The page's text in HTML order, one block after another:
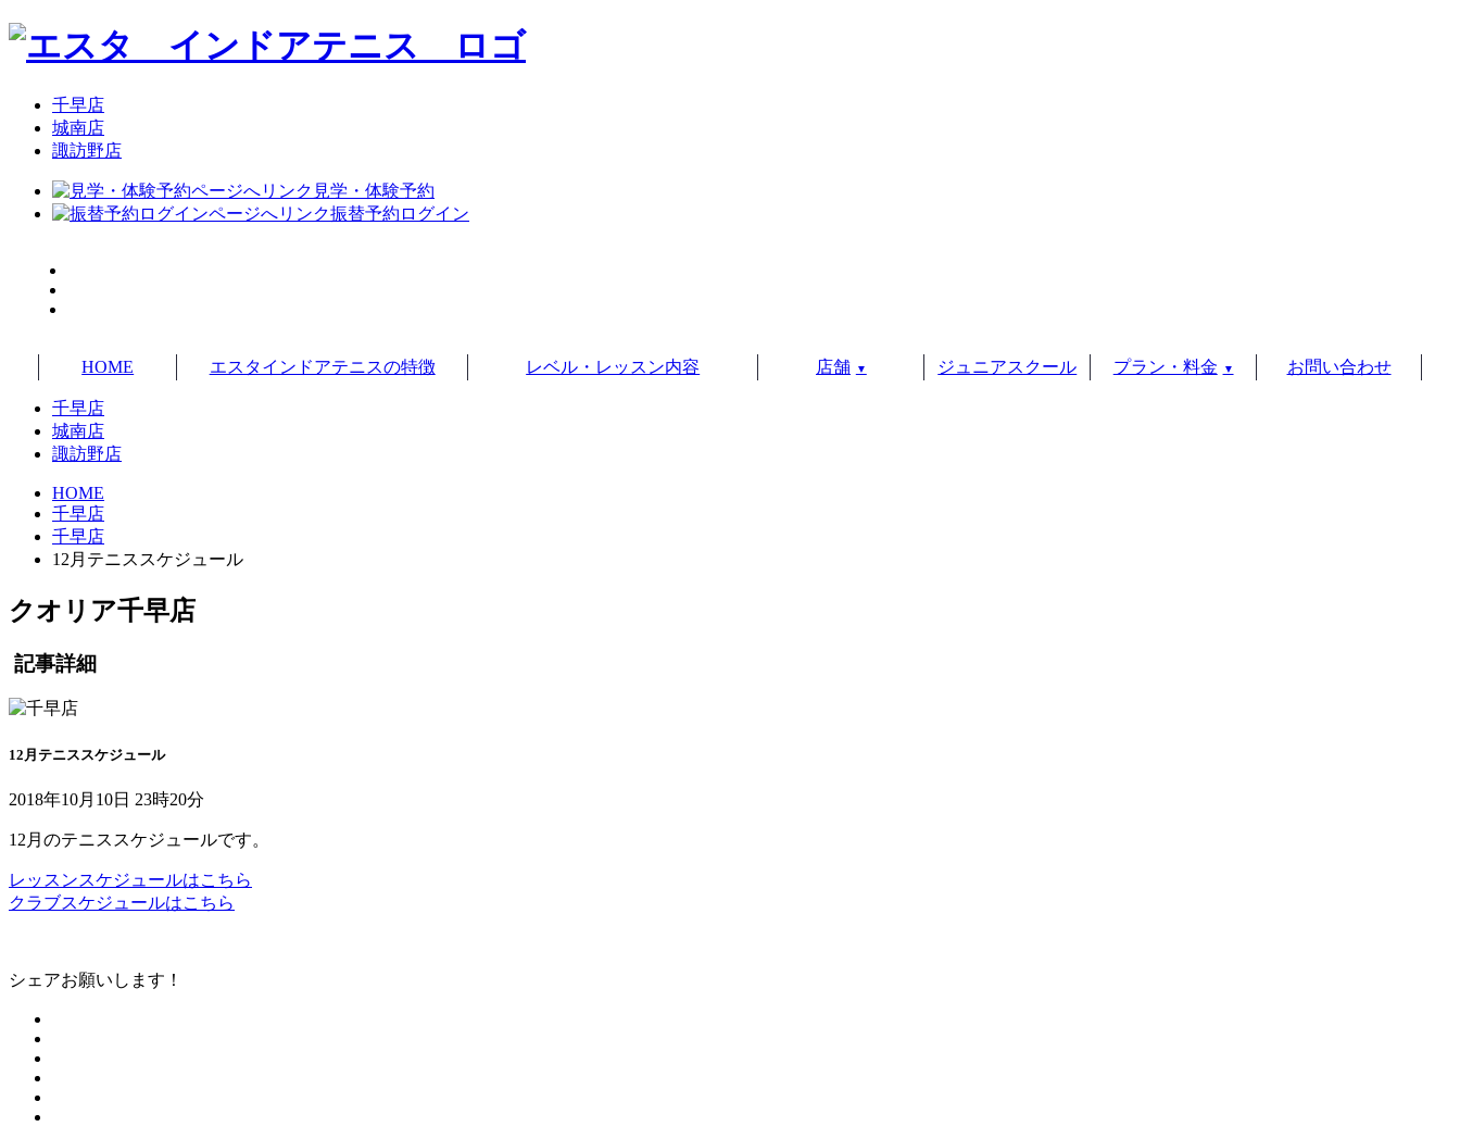
千早店
城南店
諏訪野店
見学・体験予約
振替予約ログイン
HOME エスタインドアテニスの特徴 レベル・レッスン内容 店舗 ▼ ジュニアスクール プラン・料金 ▼ お問い合わせ
千早店
城南店
諏訪野店
HOME
千早店
千早店
12月テニススケジュール
クオリア千早店
記事詳細
12月テニススケジュール
2018年10月10日 23時20分
12月のテニススケジュールです。
レッスンスケジュールはこちら
クラブスケジュールはこちら
シェアお願いします！